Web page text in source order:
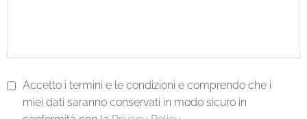
Accetto i termini e le condizioni e comprendo che i
miei dati saranno conservati in modo sicuro in